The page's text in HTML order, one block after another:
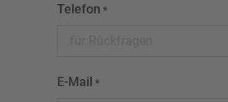
Telefon *
E-Mail *